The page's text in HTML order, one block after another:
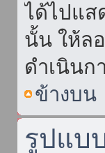
ได้ไปแส
นั้น ให้ล
ดำเนินก
ข้างบน
รูปแบ